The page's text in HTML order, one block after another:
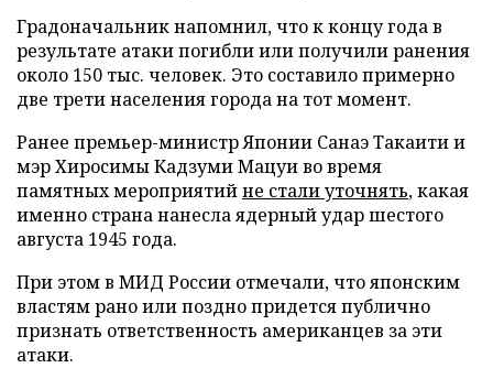
Градоначальник напомнил, что к концу года в
результате атаки погибли или получили ранения
около 150 тыс. человек. Это составило примерно
две трети населения города на тот момент.
Ранее премьер-министр Японии Санаэ Такаити и
мэр Хиросимы Кадзуми Мацуи во время
памятных мероприятийне стали уточнять, какая
именно страна нанесла ядерный удар шестого
августа 1945 года.
При этом в МИД России отмечали, что японским
властям рано или поздно придется публично
признать ответственность американцев за эти
атаки.